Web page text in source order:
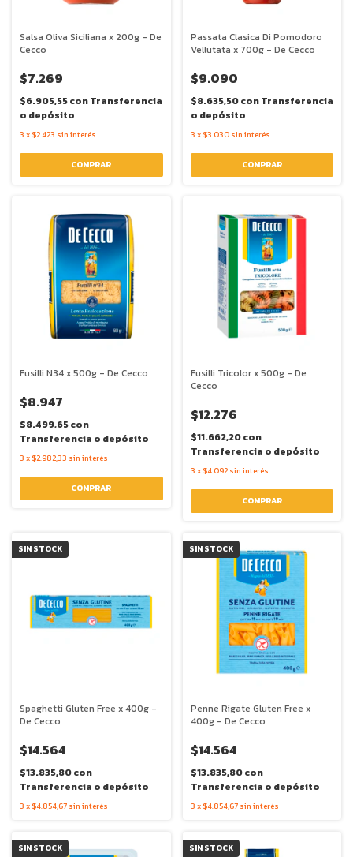
Salsa Oliva Siciliana x 200g - De
Cecco
$7.269
$6.905,55conTransferencia
o depósito
3 x $2.423 sin interés
Passata Clasica Di Pomodoro
Vellutata x 700g - De Cecco
$9.090
$8.635,50conTransferencia
o depósito
3 x $3.030 sin interés
Fusilli N34 x 500g - De Cecco
$8.947
$8.499,65con
Transferencia o depósito
3 x $2.982,33 sin interés
Fusilli Tricolor x 500g - De
Cecco
$12.276
$11.662,20con
Transferencia o depósito
3 x $4.092 sin interés
SIN STOCK
Spaghetti Gluten Free x 400g -
De Cecco
$14.564
$13.835,80con
Transferencia o depósito
3 x $4.854,67 sin interés
SIN STOCK
Penne Rigate Gluten Free x
400g - De Cecco
$14.564
$13.835,80con
Transferencia o depósito
3 x $4.854,67 sin interés
SIN STOCK SIN STOCK